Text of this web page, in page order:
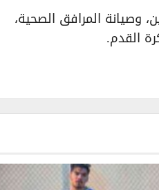
وصيانة المرافق الصحية،
القدم.